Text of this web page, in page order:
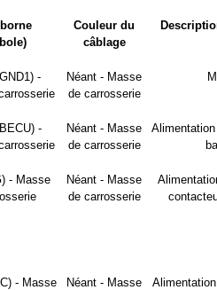
borne
Couleur du
câblage
-
Néant - Masse
de carrosserie
-
Néant - Masse
de carrosserie
- Masse
Néant - Masse
de carrosserie
- Masse
Néant - Masse